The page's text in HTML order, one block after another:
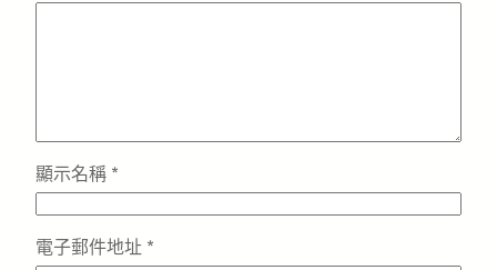
顯示名稱 *
電子郵件地址 *